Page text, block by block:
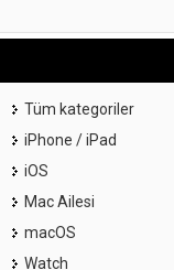
Tüm kategoriler
iPhone / iPad
iOS
Mac Ailesi
macOS
Watch